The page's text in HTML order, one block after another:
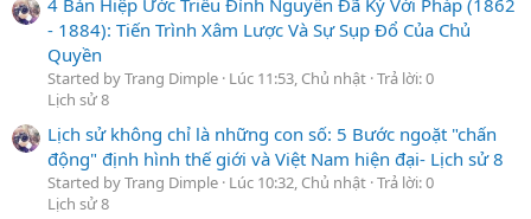
4 Bản Hiệp Ước Triều Đình Nguyễn Đã Ký Với Pháp (1862
- 1884): Tiến Trình Xâm Lược Và Sự Sụp Đổ Của Chủ
Quyền
Started by Trang Dimple Lúc 11:53, Chủ nhật Trả lời: 0
Lịch sử 8
Lịch sử không chỉ là những con số: 5 Bước ngoặt "chấn
động" định hình thế giới và Việt Nam hiện đại- Lịch sử 8
Started by Trang Dimple Lúc 10:32, Chủ nhật Trả lời: 0
Lịch sử 8